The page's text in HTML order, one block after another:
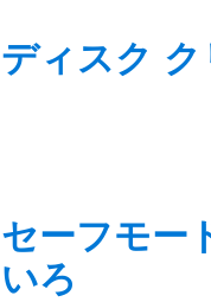
ディスク
セーフモー
いろ